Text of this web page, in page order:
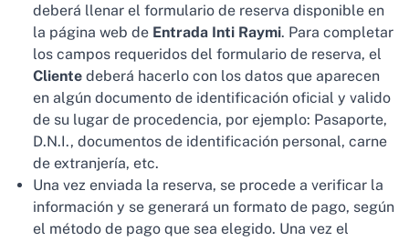
deberá llenar el formulario de reserva disponible en
la página web de Entrada Inti Raymi. Para completar
los campos requeridos del formulario de reserva, el
Cliente deberá hacerlo con los datos que aparecen
en algún documento de identificación oficial y valido
de su lugar de procedencia, por ejemplo: Pasaporte,
D.N.I., documentos de identificación personal, carne
de extranjería, etc.
Una vez enviada la reserva, se procede a verificar la
información y se generará un formato de pago, según
el método de pago que sea elegido. Una vez el